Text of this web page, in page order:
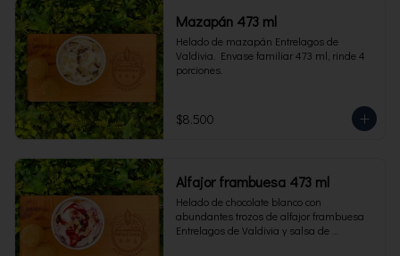
Mazapán 473 ml
Helado de mazapán Entrelagos de
Valdivia.  Envase familiar 473 ml, rinde 4
porciones.
$8.500
Alfajor frambuesa 473 ml
Helado de chocolate blanco con
abundantes trozos de alfajor frambuesa
Entrelagos de Valdivia y salsa de